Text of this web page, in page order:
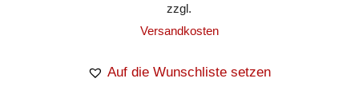
zzgl.
Versandkosten
Auf die Wunschliste setzen